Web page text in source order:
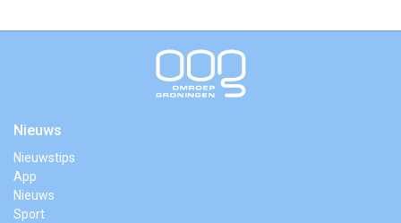
Nieuws
Nieuwstips
App
Nieuws
Sport